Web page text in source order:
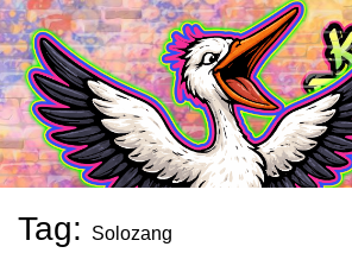
Skip
to
content
Tag: Solozang